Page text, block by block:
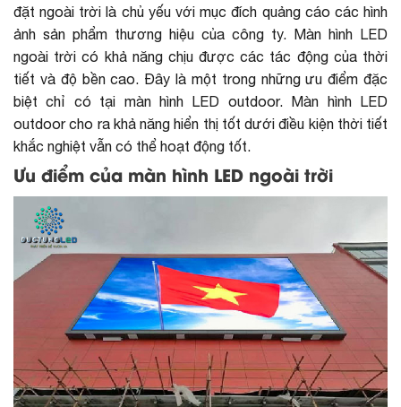
đặt ngoài trời là chủ yếu với mục đích quảng cáo các hình
ảnh sản phẩm thương hiệu của công ty. Màn hình LED
ngoài trời có khả năng chịu được các tác động của thời
tiết và độ bền cao. Đây là một trong những ưu điểm đặc
biệt chỉ có tại màn hình LED outdoor. Màn hình LED
outdoor cho ra khả năng hiển thị tốt dưới điều kiện thời tiết
khắc nghiệt vẫn có thể hoạt động tốt.
Ưu điểm của màn hình LED ngoài trời